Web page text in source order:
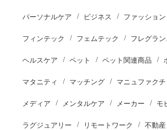
パーソナルケア ビジネス ファッション
フィンテック フェムテック フレグラン
ヘルスケア ペット ペット関連商品
マタニティ マッチング マニュファクチ
メディア メンタルケア メーカー モ
ラグジュアリー リモートワーク 不動産